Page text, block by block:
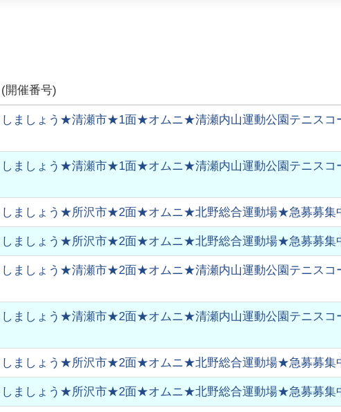
開催番号)
ましょう★清瀬市★1面★オムニ★清瀬内山運動公園テニスコ
ましょう★清瀬市★1面★オムニ★清瀬内山運動公園テニスコ
ましょう★所沢市★2面★オムニ★北野総合運動場★急募募
ましょう★所沢市★2面★オムニ★北野総合運動場★急募募
ましょう★清瀬市★2面★オムニ★清瀬内山運動公園テニスコ
ましょう★清瀬市★2面★オムニ★清瀬内山運動公園テニスコ
ましょう★所沢市★2面★オムニ★北野総合運動場★急募募
ましょう★所沢市★2面★オムニ★北野総合運動場★急募募